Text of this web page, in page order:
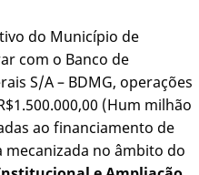
do Município de
com o Banco de
S/A – BDMG, operações
(Hum milhão
ao financiamento de
no âmbito do